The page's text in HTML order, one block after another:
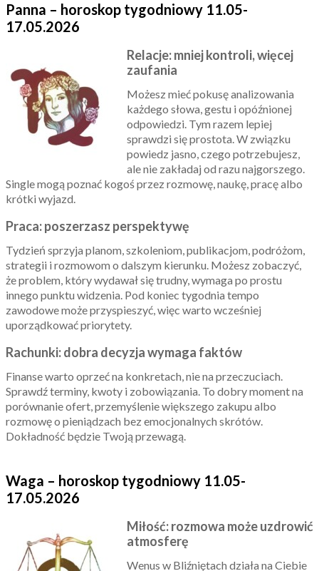
Panna – horoskop tygodniowy 11.05-
17.05.2026
Relacje: mniej kontroli, więcej
zaufania
Możesz mieć pokusę analizowania
każdego słowa, gestu i opóźnionej
odpowiedzi. Tym razem lepiej
sprawdzi się prostota. W związku
powiedz jasno, czego potrzebujesz,
ale nie zakładaj od razu najgorszego.
Single mogą poznać kogoś przez rozmowę, naukę, pracę albo
krótki wyjazd.
Praca: poszerzasz perspektywę
Tydzień sprzyja planom, szkoleniom, publikacjom, podróżom,
strategii i rozmowom o dalszym kierunku. Możesz zobaczyć,
że problem, który wydawał się trudny, wymaga po prostu
innego punktu widzenia. Pod koniec tygodnia tempo
zawodowe może przyspieszyć, więc warto wcześniej
uporządkować priorytety.
Rachunki: dobra decyzja wymaga faktów
Finanse warto oprzeć na konkretach, nie na przeczuciach.
Sprawdź terminy, kwoty i zobowiązania. To dobry moment na
porównanie ofert, przemyślenie większego zakupu albo
rozmowę o pieniądzach bez emocjonalnych skrótów.
Dokładność będzie Twoją przewagą.
Waga – horoskop tygodniowy 11.05-
17.05.2026
Miłość: rozmowa może uzdrowić
atmosferę
Wenus w Bliźniętach działa na Ciebie